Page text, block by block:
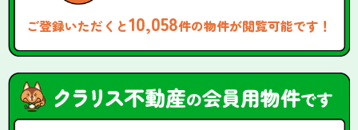
ご登録いただくと10,058件の物件が閲覧可能です！